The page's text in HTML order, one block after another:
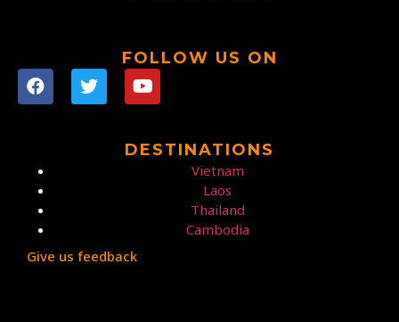
FOLLOW US ON
DESTINATIONS
Vietnam
Laos
Thailand
Cambodia
Give us feedback